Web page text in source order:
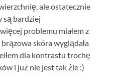
ale ostatecznie
są bardziej
problemu miałem z
skóra wyglądała
dla kontrastu trochę
i już nie jest tak źle :)